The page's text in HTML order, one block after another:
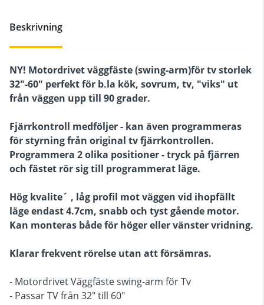
Beskrivning
NY! Motordrivet väggfäste (swing-arm)för tv storlek
32"-60" perfekt för b.la kök, sovrum, tv, "viks" ut
från väggen upp till 90 grader.
Fjärrkontroll medföljer - kan även programmeras
för styrning från original tv fjärrkontrollen.
Programmera 2 olika positioner - tryck på fjärren
och fästet rör sig till programmerat läge.
Hög kvalite´ , låg profil mot väggen vid ihopfällt
läge endast 4.7cm, snabb och tyst gående motor.
Kan monteras både för höger eller vänster vridning.
Klarar frekvent rörelse utan att försämras.
- Motordrivet Väggfäste swing-arm för Tv
- Passar TV från 32" till 60"